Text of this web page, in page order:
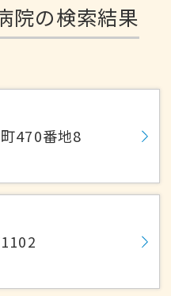
院の検索結果
470番地8